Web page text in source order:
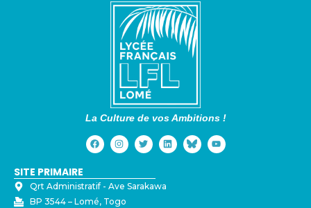
La Culture de vos Ambitions !
SITE PRIMAIRE
Qrt Administratif - ⁠Ave Sarakawa
BP 3544 – Lomé, Togo